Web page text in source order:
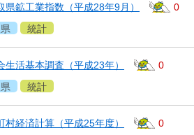
県鉱工業指数（平成28年9月）
0
統計
生活基本調査（平成23年）
0
統計
村経済計算（平成25年度）
0